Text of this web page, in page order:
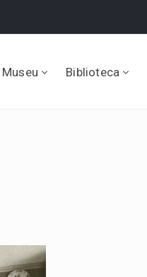
Museu Biblioteca